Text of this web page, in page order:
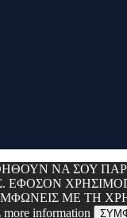
ΝΑ ΣΟΥ
ΕΦΟΣΟΝ
ΜΕ ΤΗ
more information